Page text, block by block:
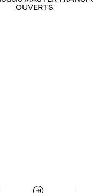
OUVERTS